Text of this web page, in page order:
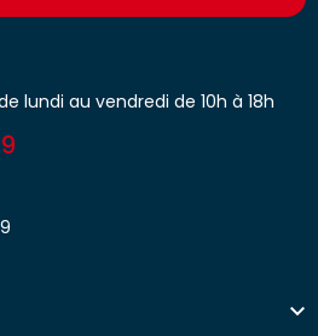
lundi au vendredi de 10h à 18h
